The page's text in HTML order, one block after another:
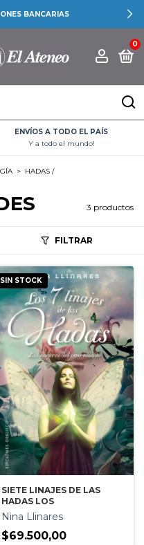
BANCARIAS
0
ENVÍOS A TODO EL PAÍS
Y a todo el mundo!
> HADAS /
3 productos
FILTRAR
SIN STOCK
SIETE LINAJES DE LAS
HADAS LOS
Nina Llinares
$69.500,00